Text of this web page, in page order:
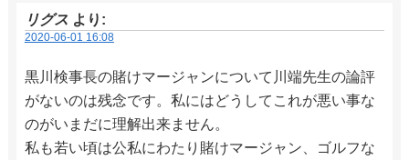
リグス より:
2020-06-01 16:08
黒川検事長の賭けマージャンについて川端先生の論評
がないのは残念です。私にはどうしてこれが悪い事な
のがいまだに理解出来ません。
私も若い頃は公私にわたり賭けマージャン、ゴルフな